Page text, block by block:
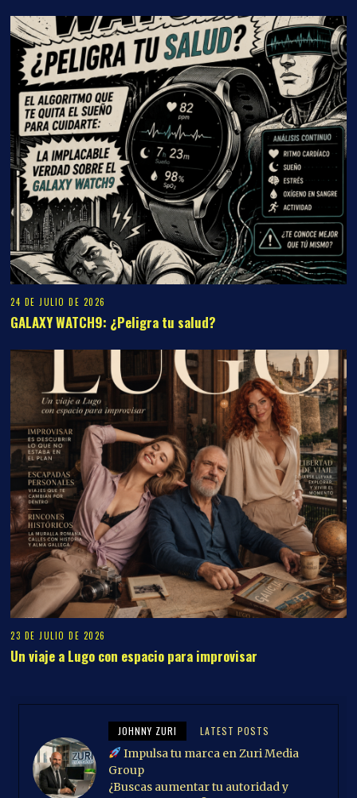
24 DE JULIO DE 2026
GALAXY WATCH9: ¿Peligra tu salud?
23 DE JULIO DE 2026
Un viaje a Lugo con espacio para improvisar
JOHNNY ZURI LATEST POSTS
Impulsa tu marca en Zuri Media
Group
¿Buscas aumentar tu autoridad y